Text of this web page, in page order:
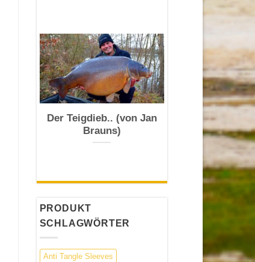
Der Teigdieb.. (von Jan
Brauns)
PRODUKT
SCHLAGWÖRTER
Anti Tangle Sleeves